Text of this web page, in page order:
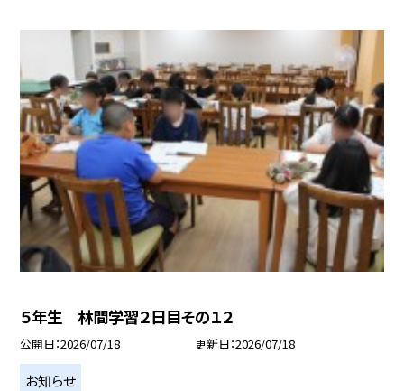
５年生 林間学習２日目その１２
公開日 2026/07/18 更新日 2026/07/18
お知らせ